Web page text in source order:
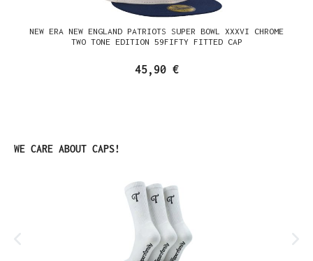
NEW ERA NEW ENGLAND PATRIOTS SUPER BOWL XXXVI CHROME
TWO TONE EDITION 59FIFTY FITTED CAP
45,90 €
Produktgalerie überspringen
WE CARE ABOUT CAPS!